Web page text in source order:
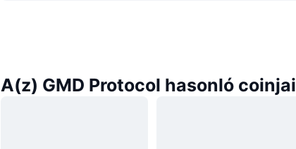
A(z) GMD Protocol hasonló coinjai